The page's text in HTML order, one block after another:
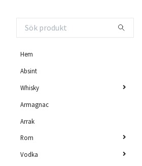
Hem
Absint
Whisky
Armagnac
Arrak
Rom
Vodka